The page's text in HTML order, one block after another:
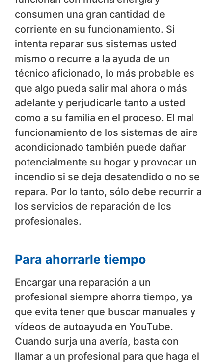
consumen una gran cantidad de
corriente en su funcionamiento. Si
intenta reparar sus sistemas usted
mismo o recurre a la ayuda de un
técnico aficionado, lo más probable es
que algo pueda salir mal ahora o más
adelante y perjudicarle tanto a usted
como a su familia en el proceso. El mal
funcionamiento de los sistemas de aire
acondicionado también puede dañar
potencialmente su hogar y provocar un
incendio si se deja desatendido o no se
repara. Por lo tanto, sólo debe recurrir a
los servicios de reparación de los
profesionales.
Para ahorrarle tiempo
Encargar una reparación a un
profesional siempre ahorra tiempo, ya
que evita tener que buscar manuales y
vídeos de autoayuda en YouTube.
Cuando surja una avería, basta con
llamar a un profesional para que haga el